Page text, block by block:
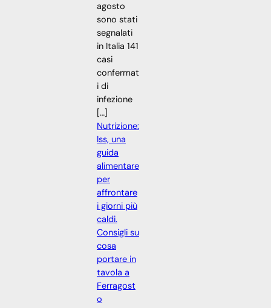
agosto
sono stati
segnalati
in Italia 141
casi
confermat
i di
infezione
[…]
Nutrizione:
Iss, una
guida
alimentare
per
affrontare
i giorni più
caldi.
Consigli su
cosa
portare in
tavola a
Ferragost
o